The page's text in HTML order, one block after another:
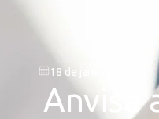
18 de janeiro, 2021
Anvisa